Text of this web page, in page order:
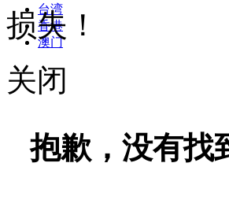
台湾
香港
澳门
损失！
关闭
抱歉，没有找